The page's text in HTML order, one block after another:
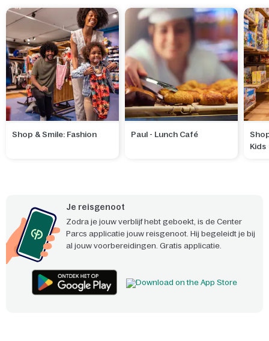
Shop & Smile: Fashion Paul - Lunch Café
Kids
Je reisgenoot
Zodra je jouw verblijf hebt geboekt, is de Center
Parcs applicatie jouw reisgenoot. Hij begeleidt je bij
al jouw voorbereidingen. Gratis applicatie.